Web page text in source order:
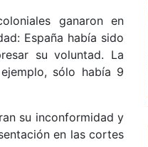
ganaron en
España había sido
su voluntad. La
sólo había 9
su inconformidad y
en las cortes